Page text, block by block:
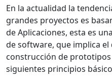
En la actualidad la
grandes proyectos es
de Aplicaciones, esta es
de software, que implica
construcción de
siguientes principios